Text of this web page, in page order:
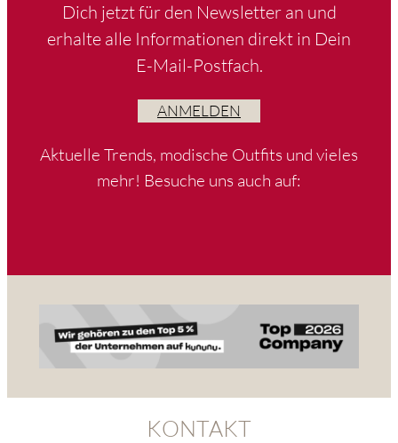
Dich jetzt für den Newsletter an und
erhalte alle Informationen direkt in Dein
E-Mail-Postfach.
ANMELDEN
Aktuelle Trends, modische Outfits und vieles
mehr! Besuche uns auch auf:
KONTAKT